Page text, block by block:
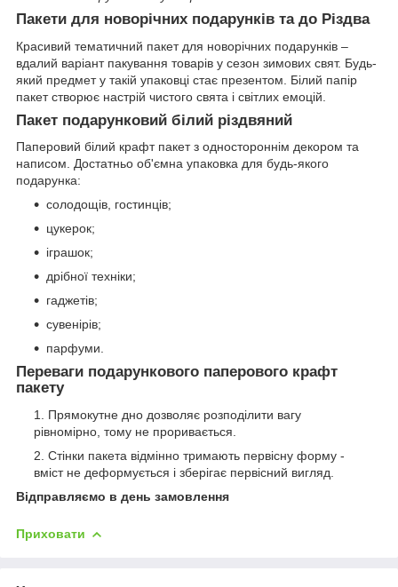
Пакети для новорічних подарунків та до Різдва
Красивий тематичний пакет для новорічних подарунків –
вдалий варіант пакування товарів у сезон зимових свят. Будь-
який предмет у такій упаковці стає презентом. Білий папір
пакет створює настрій чистого свята і світлих емоцій.
Пакет подарунковий білий різдвяний
Паперовий білий крафт пакет з одностороннім декором та
написом. Достатньо об'ємна упаковка для будь-якого
подарунка:
солодощів, гостинців;
цукерок;
іграшок;
дрібної техніки;
гаджетів;
сувенірів;
парфуми.
Переваги подарункового паперового крафт
пакету
Прямокутне дно дозволяє розподілити вагу
рівномірно, тому не проривається.
Стінки пакета відмінно тримають первісну форму -
вміст не деформується і зберігає первісний вигляд.
Відправляємо в день замовлення
Приховати